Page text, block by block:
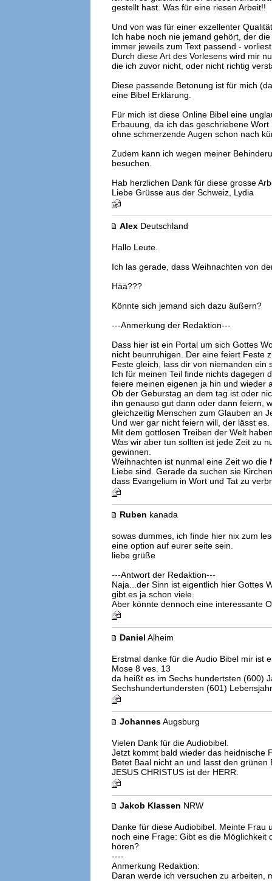
gestellt hast. Was für eine riesen Arbeit!!
Und von was für einer exzellenter
Ich habe noch nie jemand gehört, der
immer jeweils zum Text passend -
Durch diese Art des Vorlesens wird mir
die ich zuvor nicht, oder nicht richtig
Diese passende Betonung ist für mich
eine Bibel Erklärung.
Für mich ist diese Online Bibel eine
Erbauung, da ich das geschriebene
ohne schmerzende Augen schon nach
Zudem kann ich wegen meiner
besuchen.
Hab herzlichen Dank für diese grosse
Liebe Grüsse aus der Schweiz, Lydia
Alex Deutschland
Hallo Leute.
Ich las gerade, dass Weihnachten von
Hää???
Könnte sich jemand sich dazu äußern?
---Anmerkung der Redaktion---
Dass hier ist ein Portal um sich Gottes
nicht beunruhigen. Der eine feiert Feste
Feste gleich, lass dir von niemanden ein
Ich für meinen Teil finde nichts dagegen
feiere meinen eigenen ja hin und wieder
Ob der Geburstag an dem tag ist oder
ihn genauso gut dann oder dann feiern,
gleichzeitig Menschen zum Glauben an
Und wer gar nicht feiern will, der lässt es.
Mit dem gottlosen Treiben der Welt
Was wir aber tun sollten ist jede Zeit zu
gewinnen.
Weihnachten ist nunmal eine Zeit wo
Liebe sind. Gerade da suchen sie
dass Evangelium in Wort und Tat zu
Ruben kanada
sowas dummes, ich finde hier nix zum
eine option auf eurer seite sein.
liebe grüße
---Antwort der Redaktion---
Naja...der Sinn ist eigentlich hier Gottes
gibt es ja schon viele.
Aber könnte dennoch eine interessante
Daniel Alheim
Erstmal danke für die Audio Bibel mir ist
Mose 8 ves. 13
da heißt es im Sechs hundertsten (600)
Sechshundertundersten (601) Lebensjahr
JohannesAugsburg
Vielen Dank für die Audiobibel.
Jetzt kommt bald wieder das heidnische
Betet Baal nicht an und lasst den grünen
JESUS CHRISTUS ist der HERR.
Jakob Klassen NRW
Danke für diese Audiobibel. Meinte
noch eine Frage: Gibt es die
hören?
----
Anmerkung Redaktion:
Daran werde ich versuchen zu arbeiten,